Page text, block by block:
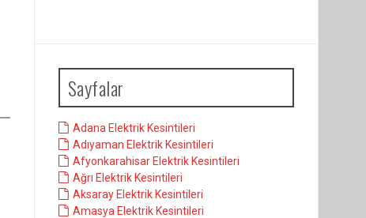
Sayfalar
Adana Elektrik Kesintileri
Adıyaman Elektrik Kesintileri
Afyonkarahisar Elektrik Kesintileri
Ağrı Elektrik Kesintileri
Aksaray Elektrik Kesintileri
Amasya Elektrik Kesintileri